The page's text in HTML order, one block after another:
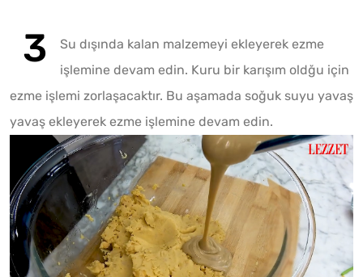
Play Mute
Su dışında kalan malzemeyi ekleyerek ezme
işlemine devam edin. Kuru bir karışım oldğu için
ezme işlemi zorlaşacaktır. Bu aşamada soğuk suyu yavaş
yavaş ekleyerek ezme işlemine devam edin.